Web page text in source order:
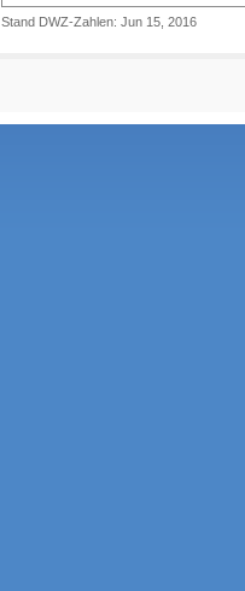
Stand DWZ-Zahlen: Jun 15, 2016